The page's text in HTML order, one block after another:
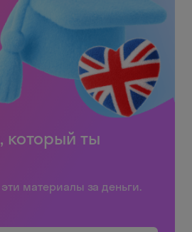
который ты
материалы за деньги.